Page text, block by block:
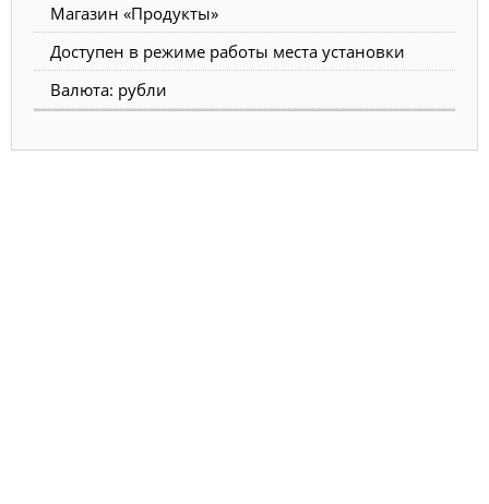
Магазин «Продукты»
Доступен в режиме работы места установки
Валюта: рубли